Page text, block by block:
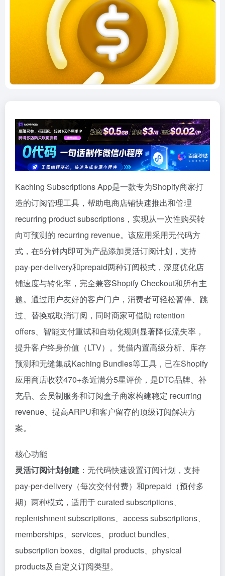
Kaching Subscriptions App是一款专为Shopify商家打
造的订阅管理工具，帮助电商店铺快速推出和管理
recurring product subscriptions，实现从一次性购买转
向可预测的 recurring revenue。该应用采用无代码方
式，在5分钟内即可为产品添加灵活订阅计划，支持
pay-per-delivery和prepaid两种订阅模式，深度优化店
铺速度与转化率，完全兼容Shopify Checkout和所有主
题。通过用户友好的客户门户，消费者可轻松暂停、跳
过、替换或取消订阅，同时商家可借助 retention
offers、智能支付重试和自动化规则显著降低流失率，
提升客户终身价值（LTV）。凭借内置高级分析、库存
预测和无缝集成Kaching Bundles等工具，已在Shopify
应用商店收获470+条近满分5星评价，是DTC品牌、补
充品、会员制服务和订阅盒子商家构建稳定 recurring
revenue、提高ARPU和客户留存的顶级订阅解决方
案。
核心功能
灵活订阅计划创建 ：无代码快速设置订阅计划，支持
pay-per-delivery（每次交付付费）和prepaid（预付多
期）两种模式，适用于 curated subscriptions、
replenishment subscriptions、access subscriptions、
memberships、services、product bundles、
subscription boxes、digital products、physical
products及自定义订阅类型。